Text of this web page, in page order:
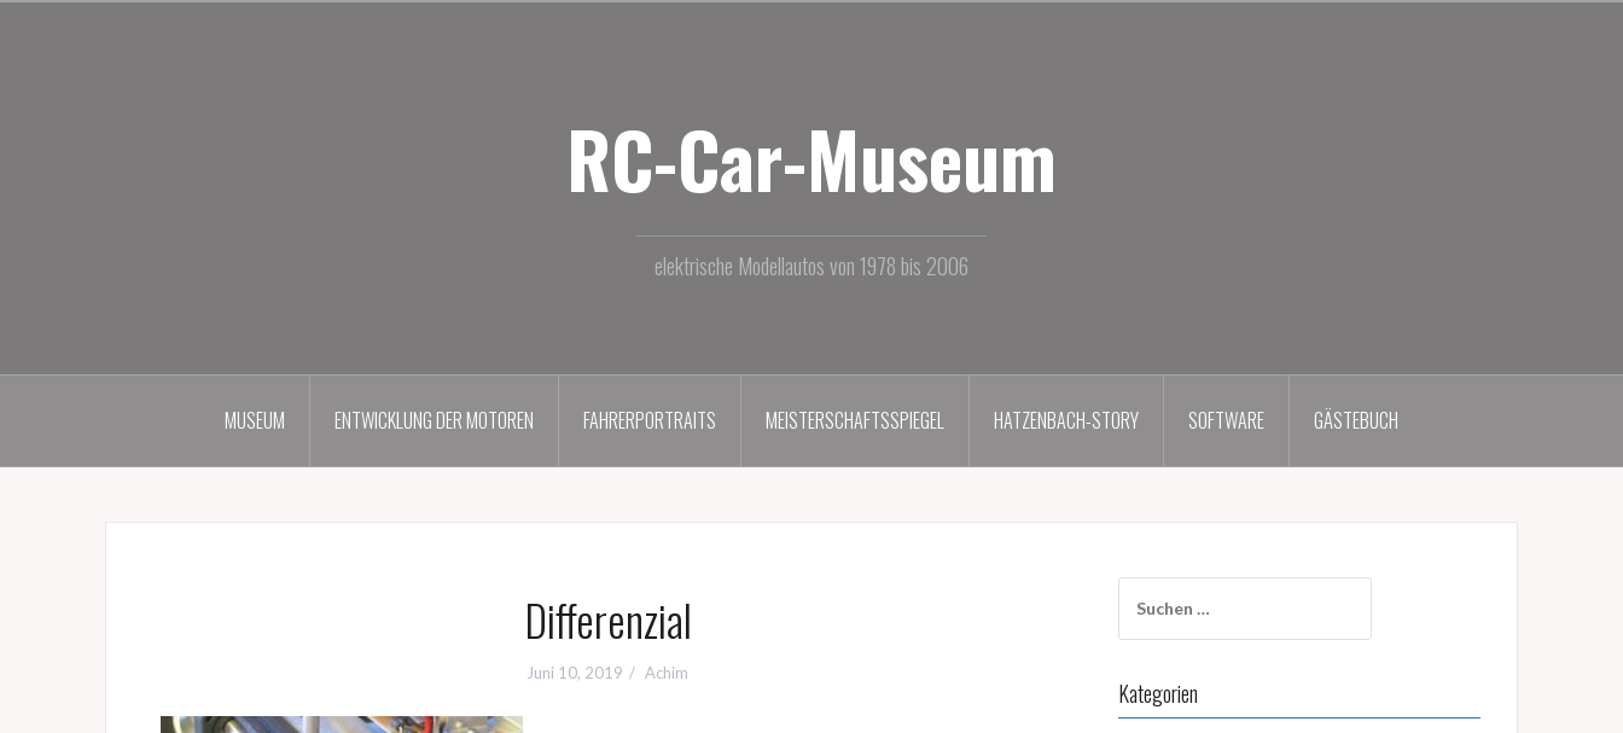
RC-Car-Museum
elektrische Modellautos von 1978 bis 2006
MUSEUM ENTWICKLUNG DER MOTOREN FAHRERPORTRAITS MEISTERSCHAFTSSPIEGEL HATZENBACH-STORY SOFTWARE GÄSTEBUCH
Differenzial
Juni 10, 2019 Achim
nach:
Kategorien